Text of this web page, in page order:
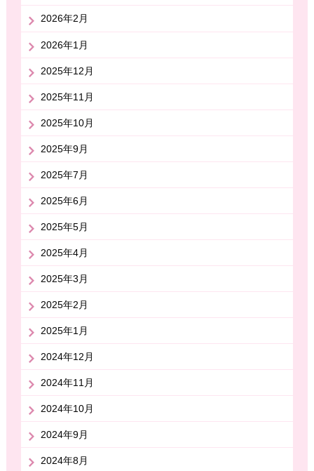
2026年2月
2026年1月
2025年12月
2025年11月
2025年10月
2025年9月
2025年7月
2025年6月
2025年5月
2025年4月
2025年3月
2025年2月
2025年1月
2024年12月
2024年11月
2024年10月
2024年9月
2024年8月